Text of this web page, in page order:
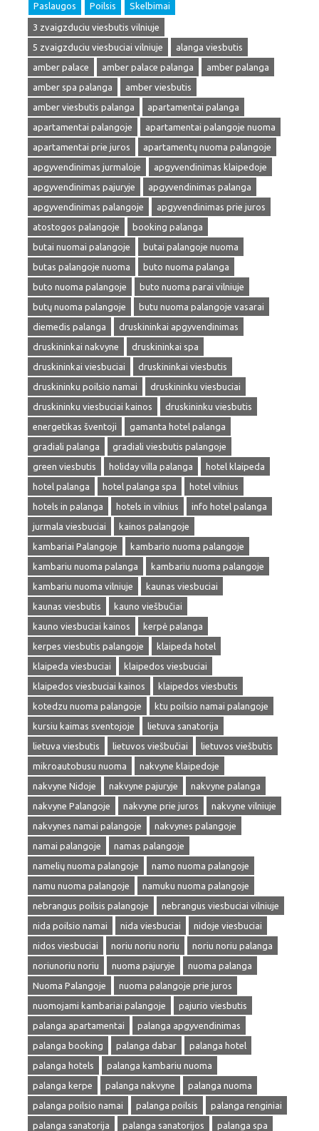
Paslaugos Poilsis Skelbimai
3 zvaigzduciu viesbutis vilniuje
5 zvaigzduciu viesbuciai vilniuje
alanga viesbutis
amber palace
amber palace palanga
amber palanga
amber spa palanga
amber viesbutis
amber viesbutis palanga
apartamentai palanga
apartamentai palangoje
apartamentai palangoje nuoma
apartamentai prie juros
apartamentų nuoma palangoje
apgyvendinimas jurmaloje
apgyvendinimas klaipedoje
apgyvendinimas pajuryje
apgyvendinimas palanga
apgyvendinimas palangoje
apgyvendinimas prie juros
atostogos palangoje
booking palanga
butai nuomai palangoje
butai palangoje nuoma
butas palangoje nuoma
buto nuoma palanga
buto nuoma palangoje
buto nuoma parai vilniuje
butų nuoma palangoje
butu nuoma palangoje vasarai
diemedis palanga
druskininkai apgyvendinimas
druskininkai nakvyne
druskininkai spa
druskininkai viesbuciai
druskininkai viesbutis
druskininku poilsio namai
druskininku viesbuciai
druskininku viesbuciai kainos
druskininku viesbutis
energetikas šventoji
gamanta hotel palanga
gradiali palanga
gradiali viesbutis palangoje
green viesbutis
holiday villa palanga
hotel klaipeda
hotel palanga
hotel palanga spa
hotel vilnius
hotels in palanga
hotels in vilnius
info hotel palanga
jurmala viesbuciai
kainos palangoje
kambariai Palangoje
kambario nuoma palangoje
kambariu nuoma palanga
kambariu nuoma palangoje
kambariu nuoma vilniuje
kaunas viesbuciai
kaunas viesbutis
kauno viešbučiai
kauno viesbuciai kainos
kerpė palanga
kerpes viesbutis palangoje
klaipeda hotel
klaipeda viesbuciai
klaipedos viesbuciai
klaipedos viesbuciai kainos
klaipedos viesbutis
kotedzu nuoma palangoje
ktu poilsio namai palangoje
kursiu kaimas sventojoje
lietuva sanatorija
lietuva viesbutis
lietuvos viešbučiai
lietuvos viešbutis
mikroautobusu nuoma
nakvyne klaipedoje
nakvyne Nidoje
nakvyne pajuryje
nakvyne palanga
nakvyne Palangoje
nakvyne prie juros
nakvyne vilniuje
nakvynes namai palangoje
nakvynes palangoje
namai palangoje
namas palangoje
namelių nuoma palangoje
namo nuoma palangoje
namu nuoma palangoje
namuku nuoma palangoje
nebrangus poilsis palangoje
nebrangus viesbuciai vilniuje
nida poilsio namai
nida viesbuciai
nidoje viesbuciai
nidos viesbuciai
noriu noriu noriu
noriu noriu palanga
noriunoriu noriu
nuoma pajuryje
nuoma palanga
Nuoma Palangoje
nuoma palangoje prie juros
nuomojami kambariai palangoje
pajurio viesbutis
palanga apartamentai
palanga apgyvendinimas
palanga booking
palanga dabar
palanga hotel
palanga hotels
palanga kambariu nuoma
palanga kerpe
palanga nakvyne
palanga nuoma
palanga poilsio namai
palanga poilsis
palanga renginiai
palanga sanatorija
palanga sanatorijos
palanga spa